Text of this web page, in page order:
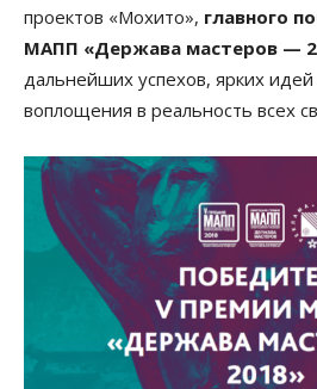
проектов «Мохито», главного
МАПП «Держава мастеров —
дальнейших успехов, ярких идей
воплощения в реальность всех